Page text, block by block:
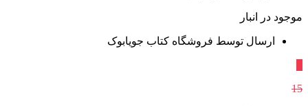
موجود در انبار
ارسال توسط فروشگاه کتاب جویابوک
15